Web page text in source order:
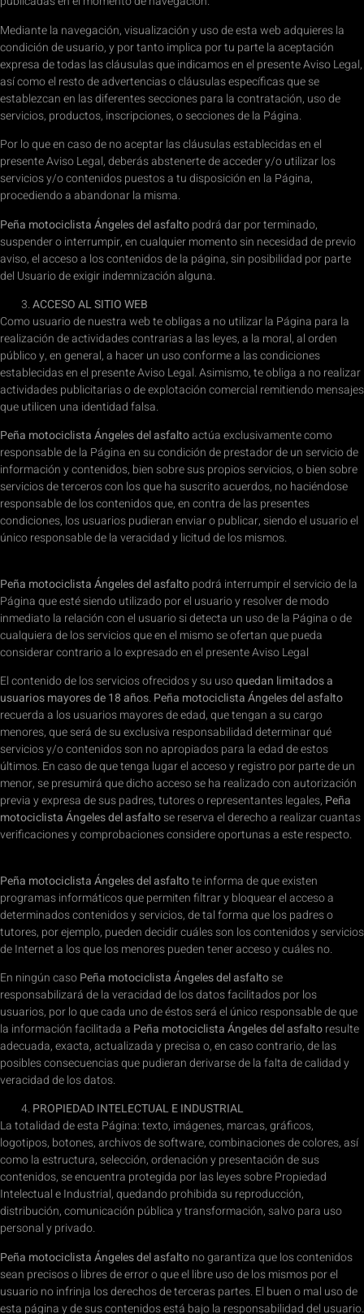
Mediante la navegación, visualización y uso de esta web adquieres la
condición de usuario, y por tanto implica por tu parte la aceptación
expresa de todas las cláusulas que indicamos en el presente Aviso Legal,
así como el resto de advertencias o cláusulas específicas que se
establezcan en las diferentes secciones para la contratación, uso de
servicios, productos, inscripciones, o secciones de la Página.
Por lo que en caso de no aceptar las cláusulas establecidas en el
presente Aviso Legal, deberás abstenerte de acceder y/o utilizar los
servicios y/o contenidos puestos a tu disposición en la Página,
procediendo a abandonar la misma.
Peña motociclista Ángeles del asfaltopodrá dar por terminado,
suspender o interrumpir, en cualquier momento sin necesidad de previo
aviso, el acceso a los contenidos de la página, sin posibilidad por parte
del Usuario de exigir indemnización alguna.
ACCESO AL SITIO WEB
Como usuario de nuestra web te obligas a no utilizar la Página para la
realización de actividades contrarias a las leyes, a la moral, al orden
público y, en general, a hacer un uso conforme a las condiciones
establecidas en el presente Aviso Legal. Asimismo, te obliga a no realizar
actividades publicitarias o de explotación comercial remitiendo mensajes
que utilicen una identidad falsa.
Peña motociclista Ángeles del asfaltoactúa exclusivamente como
responsable de la Página en su condición de prestador de un servicio de
información y contenidos, bien sobre sus propios servicios, o bien sobre
servicios de terceros con los que ha suscrito acuerdos, no haciéndose
responsable de los contenidos que, en contra de las presentes
condiciones, los usuarios pudieran enviar o publicar, siendo el usuario el
único responsable de la veracidad y licitud de los mismos.
Peña motociclista Ángeles del asfaltopodrá interrumpir el servicio de la
Página que esté siendo utilizado por el usuario y resolver de modo
inmediato la relación con el usuario si detecta un uso de la Página o de
cualquiera de los servicios que en el mismo se ofertan que pueda
considerar contrario a lo expresado en el presente Aviso Legal
El contenido de los servicios ofrecidos y su usoquedan limitados a
usuarios mayores de 18 años. Peña motociclista Ángeles del asfalto
recuerda a los usuarios mayores de edad, que tengan a su cargo
menores, que será de su exclusiva responsabilidad determinar qué
servicios y/o contenidos son no apropiados para la edad de estos
últimos. En caso de que tenga lugar el acceso y registro por parte de un
menor, se presumirá que dicho acceso se ha realizado con autorización
previa y expresa de sus padres, tutores o representantes legales, Peña
motociclista Ángeles del asfaltose reserva el derecho a realizar cuantas
verificaciones y comprobaciones considere oportunas a este respecto.
Peña motociclista Ángeles del asfaltote informa de que existen
programas informáticos que permiten filtrar y bloquear el acceso a
determinados contenidos y servicios, de tal forma que los padres o
tutores, por ejemplo, pueden decidir cuáles son los contenidos y servicios
de Internet a los que los menores pueden tener acceso y cuáles no.
En ningún casoPeña motociclista Ángeles del asfaltose
responsabilizará de la veracidad de los datos facilitados por los
usuarios, por lo que cada uno de éstos será el único responsable de que
la información facilitada a Peña motociclista Ángeles del asfaltoresulte
adecuada, exacta, actualizada y precisa o, en caso contrario, de las
posibles consecuencias que pudieran derivarse de la falta de calidad y
veracidad de los datos.
PROPIEDAD INTELECTUAL E INDUSTRIAL
La totalidad de esta Página: texto, imágenes, marcas, gráficos,
logotipos, botones, archivos de software, combinaciones de colores, así
como la estructura, selección, ordenación y presentación de sus
contenidos, se encuentra protegida por las leyes sobre Propiedad
Intelectual e Industrial, quedando prohibida su reproducción,
distribución, comunicación pública y transformación, salvo para uso
personal y privado.
Peña motociclista Ángeles del asfaltono garantiza que los contenidos
sean precisos o libres de error o que el libre uso de los mismos por el
usuario no infrinja los derechos de terceras partes. El buen o mal uso de
esta página y de sus contenidos está bajo la responsabilidad del usuario.